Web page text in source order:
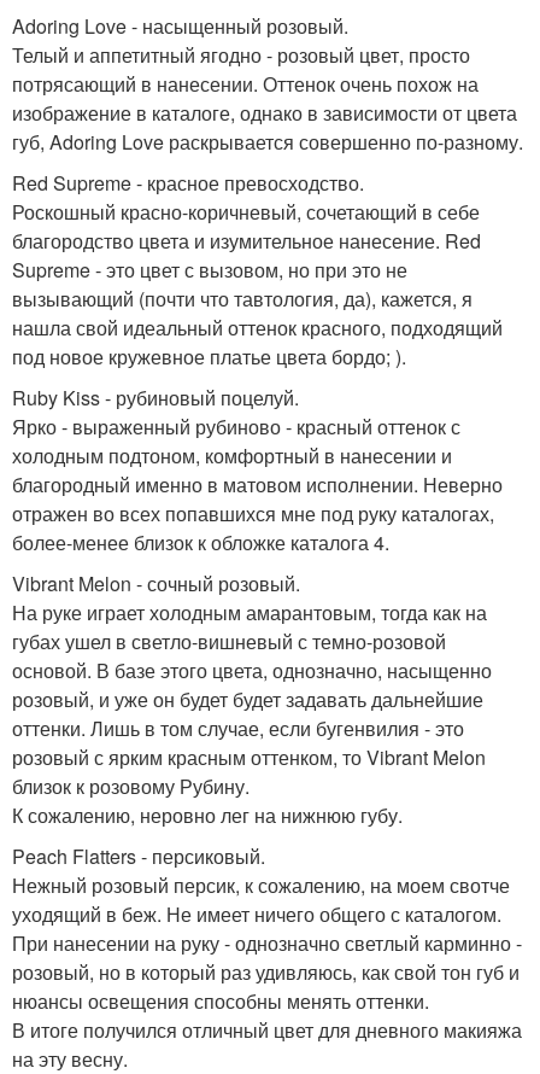
Adoring Love - насыщенный розовый.
Телый и аппетитный ягодно - розовый цвет, просто
потрясающий в нанесении. Оттенок очень похож на
изображение в каталоге, однако в зависимости от цвета
губ, Adoring Love раскрывается совершенно по-разному.
Red Supreme - красное превосходство.
Роскошный красно-коричневый, сочетающий в себе
благородство цвета и изумительное нанесение. Red
Supreme - это цвет с вызовом, но при это не
вызывающий (почти что тавтология, да), кажется, я
нашла свой идеальный оттенок красного, подходящий
под новое кружевное платье цвета бордо; ).
Ruby Kiss - рубиновый поцелуй.
Ярко - выраженный рубиново - красный оттенок с
холодным подтоном, комфортный в нанесении и
благородный именно в матовом исполнении. Неверно
отражен во всех попавшихся мне под руку каталогах,
более-менее близок к обложке каталога 4.
Vibrant Melon - сочный розовый.
На руке играет холодным амарантовым, тогда как на
губах ушел в светло-вишневый с темно-розовой
основой. В базе этого цвета, однозначно, насыщенно
розовый, и уже он будет будет задавать дальнейшие
оттенки. Лишь в том случае, если бугенвилия - это
розовый с ярким красным оттенком, то Vibrant Melon
близок к розовому Рубину.
К сожалению, неровно лег на нижнюю губу.
Peach Flatters - персиковый.
Нежный розовый персик, к сожалению, на моем свотче
уходящий в беж. Не имеет ничего общего с каталогом.
При нанесении на руку - однозначно светлый карминно -
розовый, но в который раз удивляюсь, как свой тон губ и
нюансы освещения способны менять оттенки.
В итоге получился отличный цвет для дневного макияжа
на эту весну.